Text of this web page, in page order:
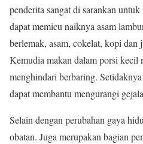
penderita sangat di sarankan
dapat memicu naiknya asam
berlemak, asam, cokelat, kopi dan
Kemudia makan dalam porsi kecil
menghindari berbaring.
dapat membantu mengurangi
Selain dengan perubahan gaya
obatan. Juga merupakan bagian